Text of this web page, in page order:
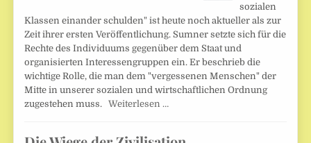
sozialen
Klassen einander schulden" ist heute noch aktueller als zur
Zeit ihrer ersten Veröffentlichung. Sumner setzte sich für die
Rechte des Individuums gegenüber dem Staat und
organisierten Interessengruppen ein. Er beschrieb die
wichtige Rolle, die man dem "vergessenen Menschen" der
Mitte in unserer sozialen und wirtschaftlichen Ordnung
zugestehen muss.Weiterlesen …